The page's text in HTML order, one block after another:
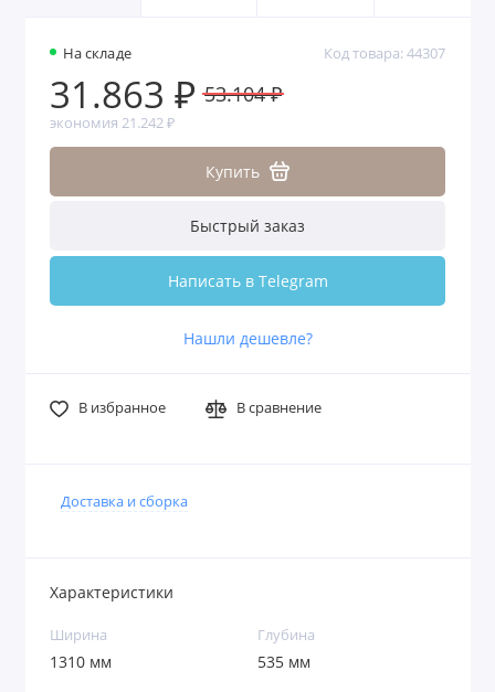
На складе Код товара: 44307
31.863 ₽ 53.104 ₽
экономия 21.242 ₽
Купить
Быстрый заказ
Написать в Telegram
Нашли дешевле?
В избранное В сравнение
Доставка и сборка
Характеристики
Ширина
1310 мм
Глубина
535 мм